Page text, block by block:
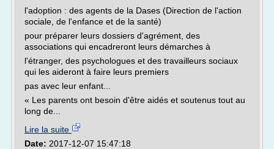
l'adoption : des agents de la Dases (Direction de l'action
sociale, de l'enfance et de la santé)
pour préparer leurs dossiers d'agrément, des
associations qui encadreront leurs démarches à
l'étranger, des psychologues et des travailleurs sociaux
qui les aideront à faire leurs premiers
pas avec leur enfant...
« Les parents ont besoin d'être aidés et soutenus tout au
long de...
Lire la suite
Date: 2017-12-07 15:47:18